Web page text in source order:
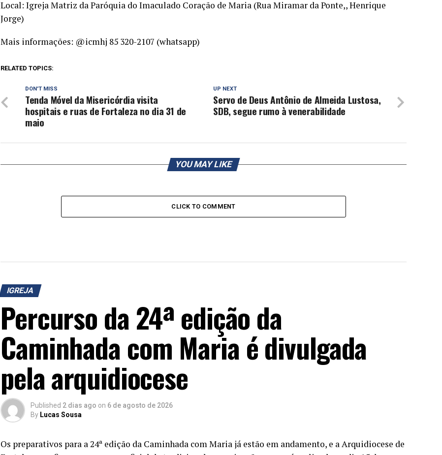
Local: Igreja Matriz da Paróquia do Imaculado Coração de Maria (Rua Miramar da Ponte,, Henrique
Jorge)
Mais informações: @icmhj 85 320-2107 (whatsapp)
RELATED TOPICS:
UP NEXT
Servo de Deus Antônio de Almeida Lustosa,
SDB, segue rumo à venerabilidade
DON'T MISS
Tenda Móvel da Misericórdia visita
hospitais e ruas de Fortaleza no dia 31 de
maio
YOU MAY LIKE
CLICK TO COMMENT
IGREJA
Percurso da 24ª edição da
Caminhada com Maria é divulgada
pela arquidiocese
Published 2 dias ago on 6 de agosto de 2026
By Lucas Sousa
Os preparativos para a 24ª edição da Caminhada com Maria já estão em andamento, e a Arquidiocese de